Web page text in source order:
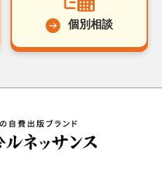
個別相談